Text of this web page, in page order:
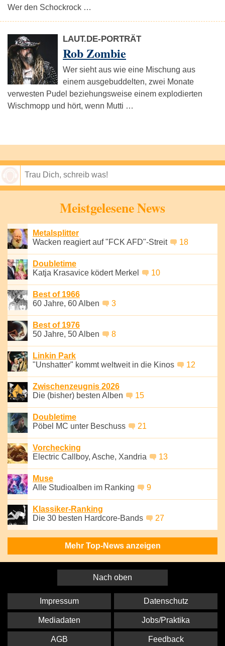
Wer den Schockrock …
LAUT.DE-PORTRÄT
Rob Zombie
Wer sieht aus wie eine Mischung aus
einem ausgebuddelten, zwei Monate
verwesten Pudel beziehungsweise einem explodierten
Wischmopp und hört, wenn Mutti …
Meistgelesene News
Metalsplitter
Wacken reagiert auf "FCK AFD"-Streit
18
Doubletime
Katja Krasavice ködert Merkel
10
Best of 1966
60 Jahre, 60 Alben
3
Best of 1976
50 Jahre, 50 Alben
8
Linkin Park
"Unshatter" kommt weltweit in die Kinos
12
Zwischenzeugnis 2026
Die (bisher) besten Alben
15
Doubletime
Pöbel MC unter Beschuss
21
Vorchecking
Electric Callboy, Asche, Xandria
13
Muse
Alle Studioalben im Ranking
9
Klassiker-Ranking
Die 30 besten Hardcore-Bands
27
Mehr Top-News anzeigen
Nach oben
Impressum Datenschutz
Mediadaten Jobs/Praktika
AGB Feedback